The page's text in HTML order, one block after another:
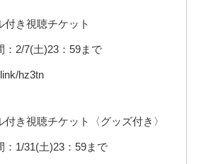
付き視聴チケット
：2/7(土)23：59まで
hz3tn
付き視聴チケット〈グッズ付き〉
：1/31(土)23：59まで